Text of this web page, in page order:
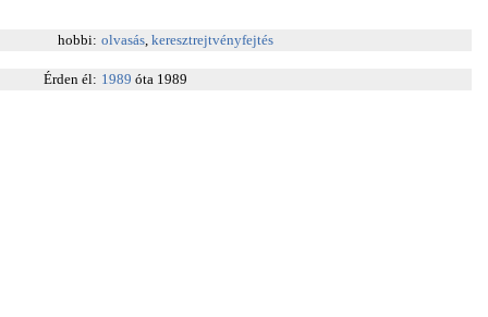
hobbi: olvasás, keresztrejtvényfejtés
Érden él: 1989 óta 1989